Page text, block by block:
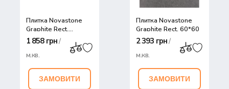
Плитка Novastone
Graphite Rect.
60*120
1 858 грн/
м.кв.
ЗАМОВИТИ
Плитка Novastone
Graphite Rect. 60*60
2 393 грн/
м.кв.
ЗАМОВИТИ